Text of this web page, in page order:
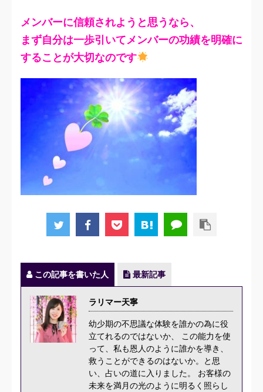
メンバーに信頼されようと思うなら、
まず自分は一歩引いてメンバーの功績を明確に
することが大切なのです
この記事を書いた人 最新記事
ラリマー天寧
幼少期の不思議な体験を誰かの為に役
立てれるのではないか、 この能力を使
って、私も恩人のように誰かを導き、
救うことができるのはないか。と思
い、占いの道に入りました。 お客様の
未来を満月の光のように明るく照らし